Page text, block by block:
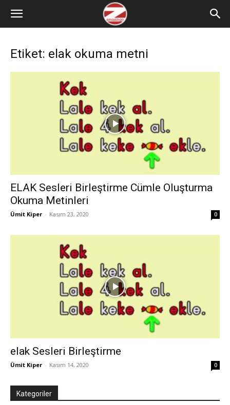
Etiket: elak okuma metni
ELAK Sesleri Birleştirme Cümle Oluşturma
Okuma Metinleri
Ümit Kiper - Kasım 23, 2020 0
elak Sesleri Birleştirme
Ümit Kiper - Kasım 14, 2020 0
Kategoriler